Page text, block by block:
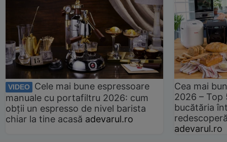
VIDEO
Cele mai bune espressoare
manuale cu portafiltru 2026: cum
obții un espresso de nivel barista
chiar la tine acasă adevarul.ro
Cea mai
2026 –
bucătăria
adevarul.ro